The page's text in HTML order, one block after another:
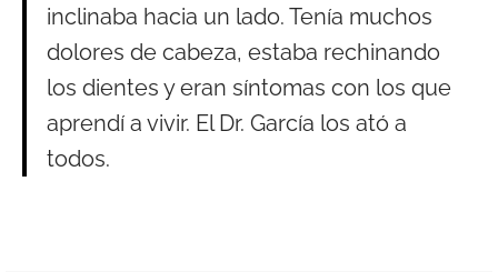
inclinaba hacia un lado. Tenía muchos
dolores de cabeza, estaba rechinando
los dientes y eran síntomas con los que
aprendí a vivir. El Dr. García los ató a
todos.